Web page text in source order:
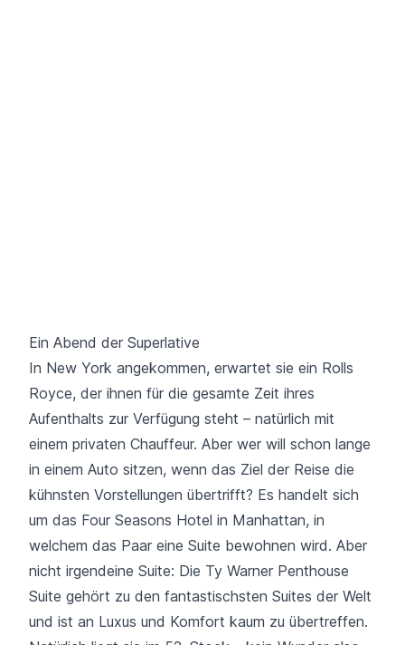
Ein Abend der Superlative
In New York angekommen, erwartet sie ein Rolls
Royce, der ihnen für die gesamte Zeit ihres
Aufenthalts zur Verfügung steht – natürlich mit
einem privaten Chauffeur. Aber wer will schon lange
in einem Auto sitzen, wenn das Ziel der Reise die
kühnsten Vorstellungen übertrifft? Es handelt sich
um das Four Seasons Hotel in Manhattan, in
welchem das Paar eine Suite bewohnen wird. Aber
nicht irgendeine Suite: Die Ty Warner Penthouse
Suite gehört zu den fantastischsten Suites der Welt
und ist an Luxus und Komfort kaum zu übertreffen.